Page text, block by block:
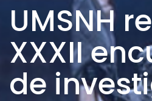
UMSNH
XXXII
de